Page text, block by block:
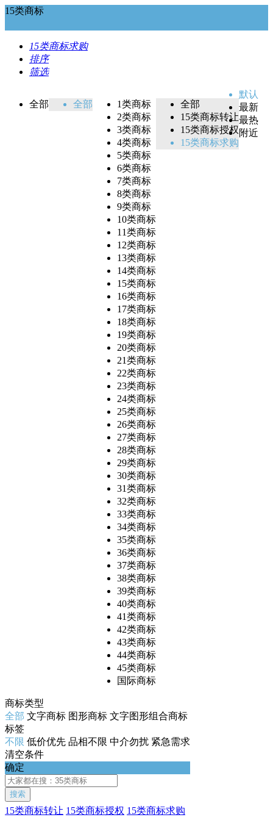
15类商标
15类商标求购
排序
筛选
全部 全部
1类商标
2类商标
3类商标
4类商标
5类商标
6类商标
7类商标
8类商标
9类商标
10类商标
11类商标
12类商标
13类商标
14类商标
15类商标
16类商标
17类商标
18类商标
19类商标
20类商标
21类商标
22类商标
23类商标
24类商标
25类商标
26类商标
27类商标
28类商标
29类商标
30类商标
31类商标
32类商标
33类商标
34类商标
35类商标
36类商标
37类商标
38类商标
39类商标
40类商标
41类商标
42类商标
43类商标
44类商标
45类商标
国际商标
全部
15类商标转让
15类商标授权
15类商标求购
默认
最新
最热
附近
商标类型
全部 文字商标 图形商标 文字图形组合商标
标签
不限 低价优先 品相不限 中介勿扰 紧急需求
清空条件
确定
搜索
15类商标转让 15类商标授权 15类商标求购